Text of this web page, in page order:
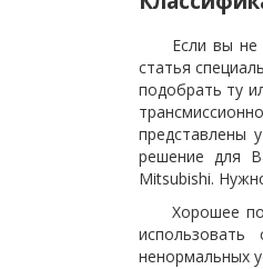
Если вы не
статья
подобрать ту
представлены
решение для
Mitsubishi.
Хорошее
ненормальных